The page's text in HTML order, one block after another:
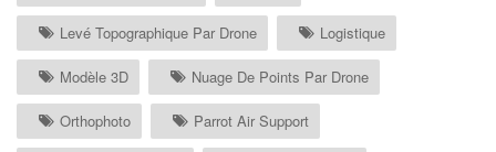
Levé Topographique Par Drone Logistique
Modèle 3D Nuage De Points Par Drone
Orthophoto Parrot Air Support